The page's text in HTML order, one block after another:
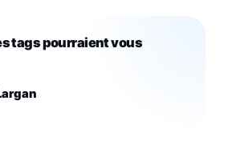
tags pourraient vous